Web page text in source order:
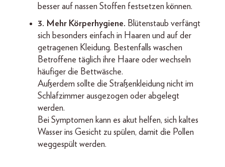
besser auf nassen Stoffen festsetzen können.
3. Mehr Körperhygiene. Blütenstaub verfängt
sich besonders einfach in Haaren und auf der
getragenen Kleidung. Bestenfalls waschen
Betroffene täglich ihre Haare oder wechseln
häufiger die Bettwäsche.
Außerdem sollte die Straßenkleidung nicht im
Schlafzimmer ausgezogen oder abgelegt
werden.
Bei Symptomen kann es akut helfen, sich kaltes
Wasser ins Gesicht zu spülen, damit die Pollen
weggespült werden.